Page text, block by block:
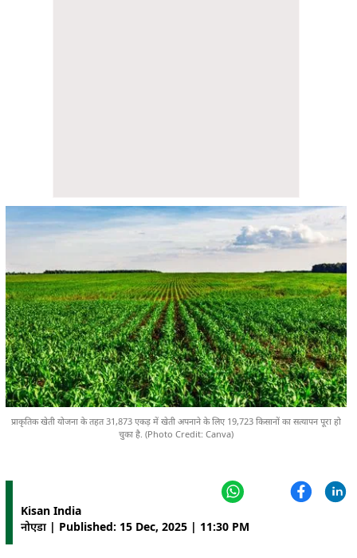
प्राकृतिक खेती योजना के तहत 31,873 एकड़ में खेती अपनाने के लिए 19,723 किसानों का सत्यापन पूरा हो
चुका है. (Photo Credit: Canva)
Kisan India
नोएडा | Published: 15 Dec, 2025 | 11:30 PM